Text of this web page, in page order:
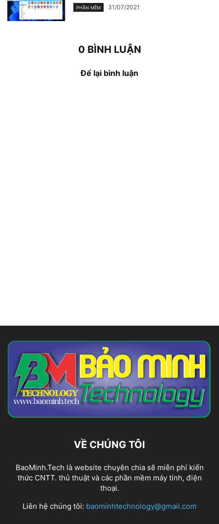
PHẦN MỀM 31/07/2021
0 BÌNH LUẬN
Để lại bình luận
VỀ CHÚNG TÔI
BaoMinh.Tech là website chuyên chia sẽ miễn phí kiến
thức CNTT. thủ thuật và các phần mềm máy tính, điện
thoại.
Liên hệ chúng tôi: baominhtechnology@gmail.com